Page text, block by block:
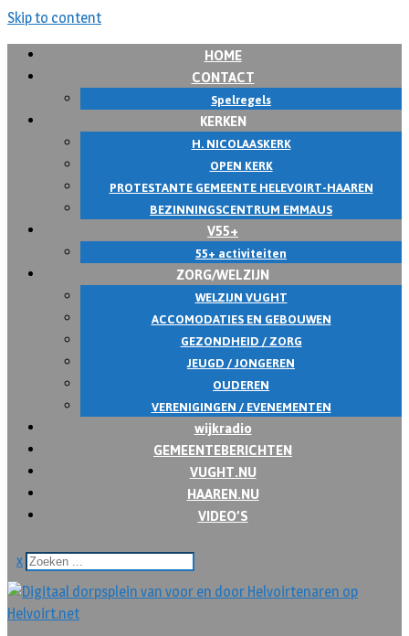
Skip to content
HOME
CONTACT
Spelregels
KERKEN
H. NICOLAASKERK
OPEN KERK
PROTESTANTE GEMEENTE HELEVOIRT-HAAREN
BEZINNINGSCENTRUM EMMAUS
V55+
55+ activiteiten
ZORG/WELZIJN
WELZIJN VUGHT
ACCOMODATIES EN GEBOUWEN
GEZONDHEID / ZORG
JEUGD / JONGEREN
OUDEREN
VERENIGINGEN / EVENEMENTEN
wijkradio
GEMEENTEBERICHTEN
VUGHT.NU
HAAREN.NU
VIDEO’S
x